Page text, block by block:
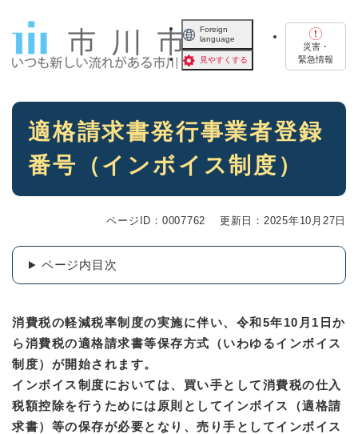
Foreign
language
見やすくする
災害・
緊急情報
本
適格請求書発行事業者登録
番号（インボイス制度）
ページID：0007762 更新日：2025年10月27日
ページ内目次
消費税の軽減税率制度の実施に伴い、令和5年10月1日か
ら消費税の適格請求書等保存方式（いわゆるインボイス
制度）が開始されます。
インボイス制度においては、買い手として消費税の仕入
税額控除を行うためには原則としてインボイス（適格請
求書）等の保存が必要となり、売り手としてインボイス